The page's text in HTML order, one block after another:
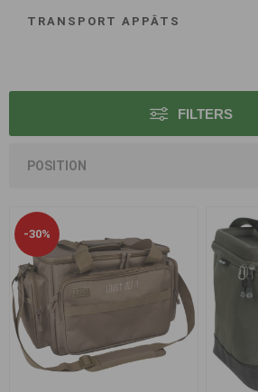
TRANSPORT APPÂTS
FILTERS
-30%